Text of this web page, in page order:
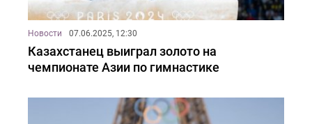
Новости 07.06.2025, 12:30
Казахстанец выиграл золото на
чемпионате Азии по гимнастике